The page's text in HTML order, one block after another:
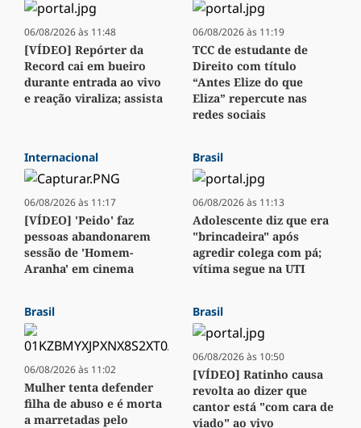
06/08/2026 às 11:48
[VÍDEO] Repórter da
Record cai em bueiro
durante entrada ao vivo
e reação viraliza; assista
06/08/2026 às 11:19
TCC de estudante de
Direito com título
“Antes Elize do que
Eliza” repercute nas
redes sociais
Internacional
06/08/2026 às 11:17
[VÍDEO] 'Peido' faz
pessoas abandonarem
sessão de 'Homem-
Aranha' em cinema
Brasil
06/08/2026 às 11:13
Adolescente diz que era
"brincadeira" após
agredir colega com pá;
vítima segue na UTI
Brasil
06/08/2026 às 11:02
Mulher tenta defender
filha de abuso e é morta
a marretadas pelo
Brasil
06/08/2026 às 10:50
[VÍDEO] Ratinho causa
revolta ao dizer que
cantor está "com cara de
viado" ao vivo